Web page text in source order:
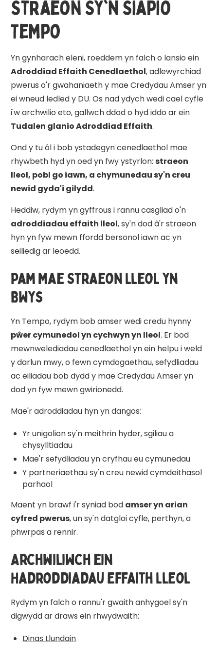
Straeon Sy'n Siapio
Tempo
Yn gynharach eleni, roeddem yn falch o lansio ein
Adroddiad Effaith Cenedlaethol, adlewyrchiad
pwerus o'r gwahaniaeth y mae Credydau Amser yn
ei wneud ledled y DU. Os nad ydych wedi cael cyfle
i'w archwilio eto, gallwch ddod o hyd iddo ar ein
Tudalen glanio Adroddiad Effaith.
Ond y tu ôl i bob ystadegyn cenedlaethol mae
rhywbeth hyd yn oed yn fwy ystyrlon:straeon
lleol, pobl go iawn, a chymunedau sy'n creu
newid gyda'i gilydd.
Heddiw, rydym yn gyffrous i rannu casgliad o'n
adroddiadau effaith lleol, sy'n dod â'r straeon
hyn yn fyw mewn ffordd bersonol iawn ac yn
seiliedig ar leoedd.
Pam mae Straeon Lleol yn
Bwys
Yn Tempo, rydym bob amser wedi credu hynny
pŵer cymunedol yn cychwyn yn lleol. Er bod
mewnwelediadau cenedlaethol yn ein helpu i weld
y darlun mwy, o fewn cymdogaethau, sefydliadau
ac eiliadau bob dydd y mae Credydau Amser yn
dod yn fyw mewn gwirionedd.
Mae'r adroddiadau hyn yn dangos:
Yr unigolion sy'n meithrin hyder, sgiliau a
chysylltiadau
Mae'r sefydliadau yn cryfhau eu cymunedau
Y partneriaethau sy'n creu newid cymdeithasol
parhaol
Maent yn brawf i'r syniad bod amser yn arian
cyfred pwerus, un sy'n datgloi cyfle, perthyn, a
phwrpas a rennir.
Archwiliwch ein
Hadroddiadau Effaith Lleol
Rydym yn falch o rannu'r gwaith anhygoel sy'n
digwydd ar draws ein rhwydwaith:
Dinas Llundain